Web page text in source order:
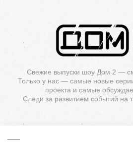
Свежие выпуски шоу Дом 2 —
Только у нас — самые новые
проекта и самые
Следи за развитием событий на